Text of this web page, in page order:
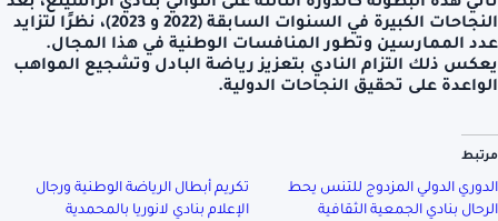
تأتي هذه البطولة كالدورة الثالثة على التوالي بنادي الراسينغ، بعد
النجاحات الكبيرة في السنوات السابقة (2022 و 2023)، نظرًا لتزايد
عدد الممارسين وتطور المنافسات الوطنية في هذا المجال.
يعكس ذلك التزام النادي بتعزيز رياضة البادل وتشجيع المواهب
الواعدة على تحقيق النجاحات الدولية.
مرتبط
الدوري الدولي المزدوج للتنس يحط
الرحال بنادي الجمعية الثقافية
تكريم أبطال الرياضة الوطنية ورجال
الإعلام بنادي لانوريا بالمحمدية